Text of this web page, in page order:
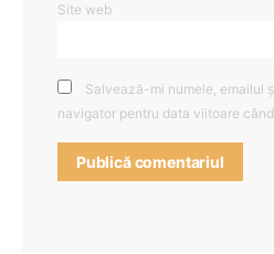
Site web
Salvează-mi numele, emailul
navigator pentru data viitoare